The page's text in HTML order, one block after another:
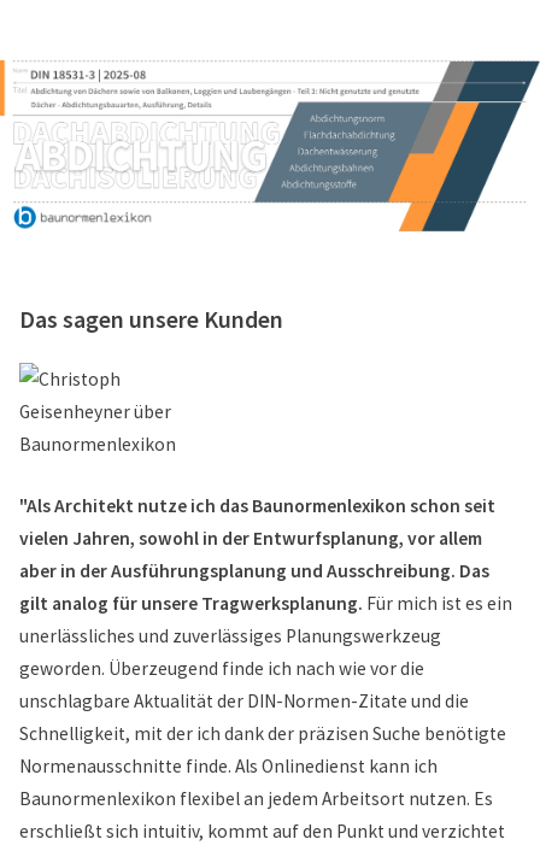
Das sagen unsere Kunden
"Als Architekt nutze ich das Baunormenlexikon schon seit
vielen Jahren, sowohl in der Entwurfsplanung, vor allem
aber in der Ausführungsplanung und Ausschreibung. Das
gilt analog für unsere Tragwerksplanung. Für mich ist es ein
unerlässliches und zuverlässiges Planungswerkzeug
geworden. Überzeugend finde ich nach wie vor die
unschlagbare Aktualität der DIN-Normen-Zitate und die
Schnelligkeit, mit der ich dank der präzisen Suche benötigte
Normenausschnitte finde. Als Onlinedienst kann ich
Baunormenlexikon flexibel an jedem Arbeitsort nutzen. Es
erschließt sich intuitiv, kommt auf den Punkt und verzichtet